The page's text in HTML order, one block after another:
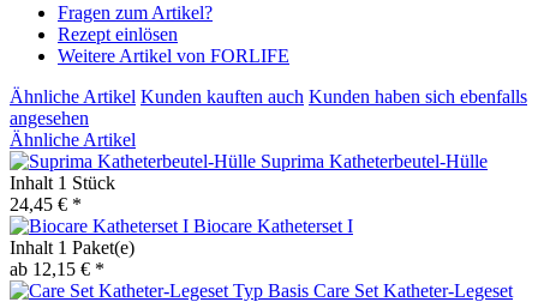
Fragen zum Artikel?
Rezept einlösen
Weitere Artikel von FORLIFE
Ähnliche Artikel Kunden kauften auch Kunden haben sich ebenfalls
angesehen
Ähnliche Artikel
Suprima Katheterbeutel-Hülle
Inhalt 1 Stück
24,45 € *
Biocare Katheterset I
Inhalt 1 Paket(e)
ab 12,15 € *
Care Set Katheter-Legeset